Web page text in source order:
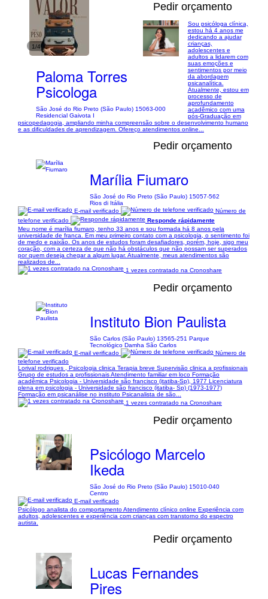
1/4
Pedir orçamento
Paloma Torres
Psicologa
São José do Rio Preto (São Paulo) 15063-000
Residencial Gaivota I
Sou psicóloga clínica,
estou há 4 anos me
dedicando a ajudar
crianças,
adolescentes e
adultos a lidarem com
suas emoções e
sentimentos por meio
da abordagem
psicanalítica.
Atualmente, estou em
processo de
aprofundamento
acadêmico com uma
pós-Graduação em
psicopedagogia, ampliando minha compreensão sobre o desenvolvimento humano
e as dificuldades de aprendizagem. Ofereço atendimentos online...
Pedir orçamento
Marília Fiumaro
São José do Rio Preto (São Paulo) 15057-562
Rios di Itália
E-mail verificado
Número de
telefone verificado
Responde rápidamente
Meu nome é marília fiumaro, tenho 33 anos e sou formada há 8 anos pela
universidade de franca. Em meu primeiro contato com a psicologia, o sentimento foi
de medo e paixão. Os anos de estudos foram desafiadores, porém, hoje, sigo meu
coração, com a certeza de que não há obstáculos que não possam ser superados
por quem deseja chegar a algum lugar. Atualmente, meus atendimentos são
realizados de...
1 vezes contratado na Cronoshare
Pedir orçamento
Instituto Bion Paulista
São Carlos (São Paulo) 13565-251 Parque
Tecnológico Damha São Carlos
E-mail verificado
Número de
telefone verificado
Lorival rodrigues , Psicologia clinica Terapia breve Supervisão clinica a profissionais
Grupo de estudos a profissionais Atendimento familiar em loco Formação
acadêmica Psicologia - Universidade são francisco (itatiba-Sp), 1977 Licenciatura
plena em psicologia - Universidade são francisco (itatiba- Sp) (1973-1977)
Formação em psicanálise no instituto Psicanalista de são...
1 vezes contratado na Cronoshare
Pedir orçamento
Psicólogo Marcelo
Ikeda
São José do Rio Preto (São Paulo) 15010-040
Centro
E-mail verificado
Psicólogo analista do comportamento Atendimento clínico online Experiência com
adultos, adolescentes e experiência com crianças com transtorno do espectro
autista.
Pedir orçamento
Lucas Fernandes
Pires